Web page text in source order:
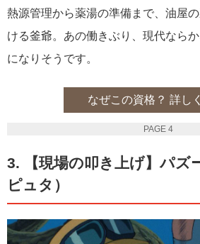
熱源管理から薬湯の準備まで、油屋
ける釜爺。あの働きぶり、現代なら
になりそうです。
なぜこの資格？ 詳し
PAGE 4
3. 【現場の叩き上げ】パズ
ピュタ）